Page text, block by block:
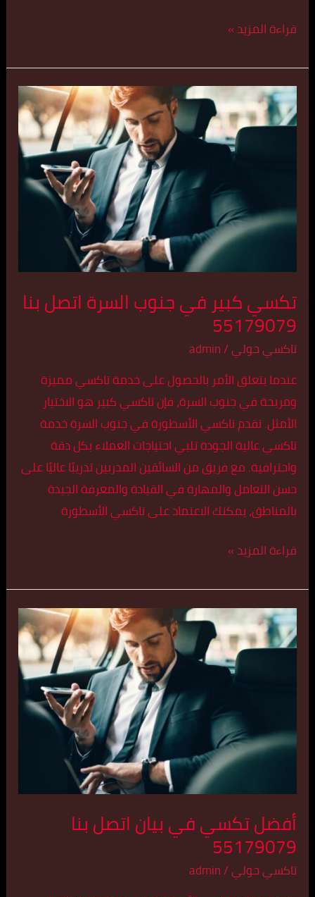
قراءة المزيد »
تكسي كبير في جنوب السرة اتصل بنا
55179079
تاكسي حولي/
admin
عندما يتعلق الأمر بالحصول على خدمة تاكسي مميزة
ومريحة في جنوب السرة، فإن تاكسي كبير هو الاختيار
الأمثل. تقدم تاكسي الأسطورة في جنوب السرة خدمة
تاكسي عالية الجودة تلبي احتياجات العملاء بكل دقة
واحترافية. مع فريق من السائقين المدربين تدريبًا عاليًا على
حسن التعامل والمهارة في القيادة والمعرفة الجيدة
بالمناطق، يمكنك الاعتماد على تاكسي الأسطورة
تكسي
كبير
اتصل
بنا
قراءة المزيد »
أفضل تكسي في بيان اتصل بنا
55179079
تاكسي حولي/
admin
أفضل
تكسي
بنا
55179079